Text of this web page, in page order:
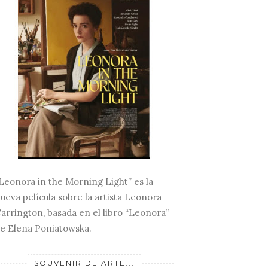
in the Morning Light” es la
película sobre la artista Leonora
basada en el libro “Leonora”
Elena Poniatowska.
SOUVENIR DE ARTE...